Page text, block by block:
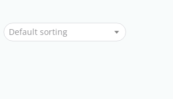
Default sorting